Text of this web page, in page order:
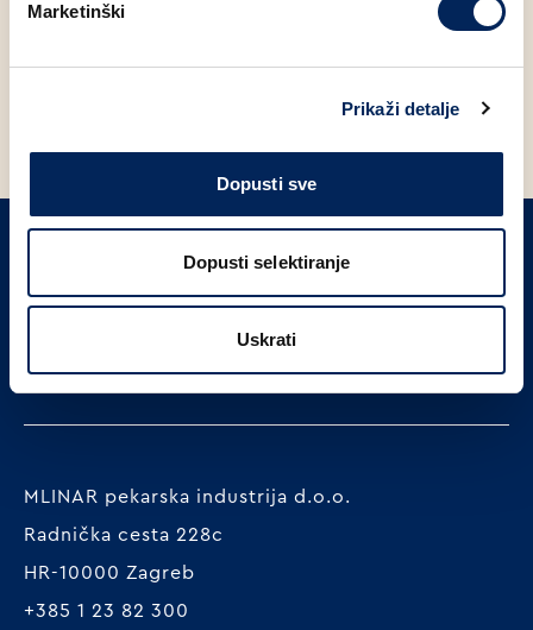
Marketinški
Prikaži detalje
Dopusti sve
Dopusti selektiranje
Uskrati
MLINAR pekarska industrija d.o.o.
Radnička cesta 228c
HR-10000 Zagreb
+385 1 23 82 300